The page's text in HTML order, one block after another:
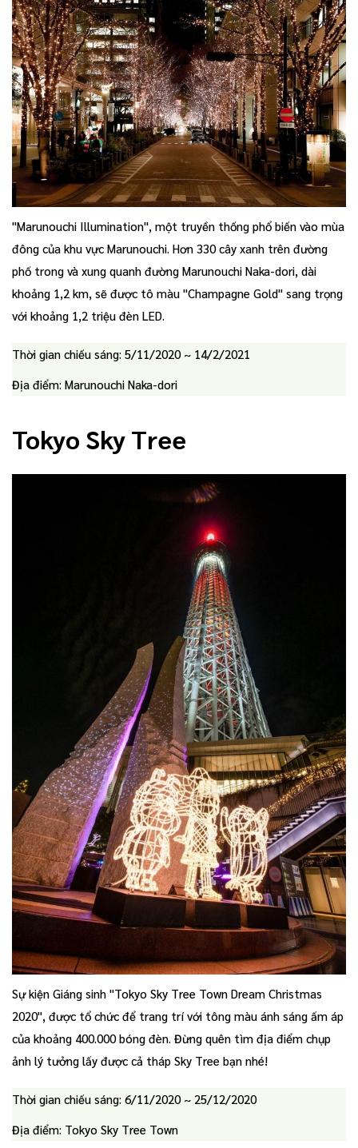
"Marunouchi Illumination", một truyền thống phổ biến vào mùa
đông của khu vực Marunouchi. Hơn 330 cây xanh trên đường
phố trong và xung quanh đường Marunouchi Naka-dori, dài
khoảng 1,2 km, sẽ được tô màu "Champagne Gold" sang trọng
với khoảng 1,2 triệu đèn LED.
Thời gian chiếu sáng: 5/11/2020 ~ 14/2/2021
Địa điểm: Marunouchi Naka-dori
Tokyo Sky Tree
Sự kiện Giáng sinh "Tokyo Sky Tree Town Dream Christmas
2020", được tổ chức để trang trí với tông màu ánh sáng ấm áp
của khoảng 400.000 bóng đèn. Đừng quên tìm địa điểm chụp
ảnh lý tưởng lấy được cả tháp Sky Tree bạn nhé!
Thời gian chiếu sáng: 6/11/2020 ~ 25/12/2020
Địa điểm: Tokyo Sky Tree Town